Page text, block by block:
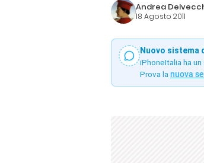
Andrea
18 Agosto 2011
Nuovo sistema
iPhoneItalia ha
Prova la nuova